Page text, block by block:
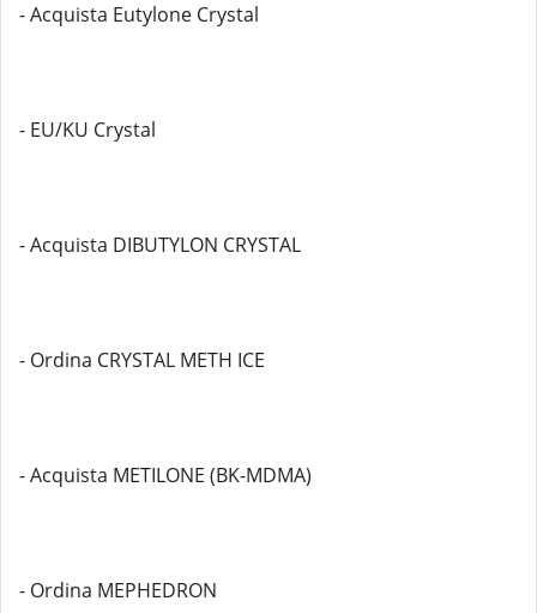
- Acquista Eutylone Crystal
- EU/KU Crystal
- Acquista DIBUTYLON CRYSTAL
- Ordina CRYSTAL METH ICE
- Acquista METILONE (BK-MDMA)
- Ordina MEPHEDRON